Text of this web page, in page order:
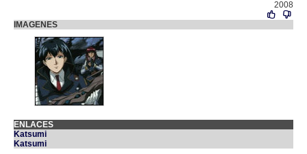
2008
IMAGENES
ENLACES
Katsumi
Katsumi